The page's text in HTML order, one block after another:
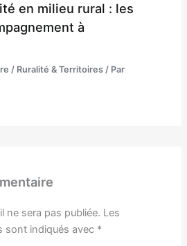
en milieu rural : les
à
/ Ruralité & Territoires / Par
ne sera pas publiée. Les
sont indiqués avec *